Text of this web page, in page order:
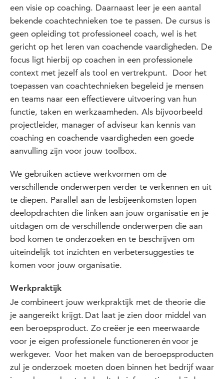
een visie op coaching. Daarnaast leer je een aantal
bekende coachtechnieken toe te passen. De cursus is
geen opleiding tot professioneel coach, wel is het
gericht op het leren van coachende vaardigheden. De
focus ligt hierbij op coachen in een professionele
context met jezelf als tool en vertrekpunt. Door het
toepassen van coachtechnieken begeleid je mensen
en teams naar een effectievere uitvoering van hun
functie, taken en werkzaamheden. Als bijvoorbeeld
projectleider, manager of adviseur kan kennis van
coaching en coachende vaardigheden een goede
aanvulling zijn voor jouw toolbox.
We gebruiken actieve werkvormen om de
verschillende onderwerpen verder te verkennen en uit
te diepen. Parallel aan de lesbijeenkomsten lopen
deelopdrachten die linken aan jouw organisatie en je
uitdagen om de verschillende onderwerpen die aan
bod komen te onderzoeken en te beschrijven om
uiteindelijk tot inzichten en verbetersuggesties te
komen voor jouw organisatie.
Werkpraktijk
Je combineert jouw werkpraktijk met de theorie die
je aangereikt krijgt. Dat laat je zien door middel van
een beroepsproduct. Zo creëer je een meerwaarde
voor je eigen professionele functioneren én voor je
werkgever. Voor het maken van de beroepsproducten
zul je onderzoek moeten doen binnen het bedrijf waar